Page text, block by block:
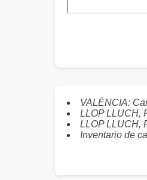
VALÈNCIA:
LLOP LLUCH,
LLOP LLUCH,
Inventario de